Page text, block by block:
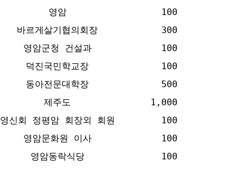
영암
100
바르게살기협의회장
300
영암군청 건설과
100
덕진국민학교장
100
동아전문대학장
500
제주도
1,000
영신회 정평암 회장외 회원
100
영암문화원 이사
100
영암동락식당
100